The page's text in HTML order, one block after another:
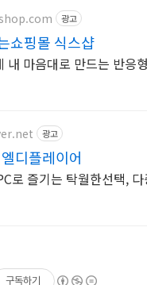
광고
쇼핑몰 식스샵
내 마음대로 만드는 반응
광고
디플레이어
로 즐기는 탁월한선택,
구독하기